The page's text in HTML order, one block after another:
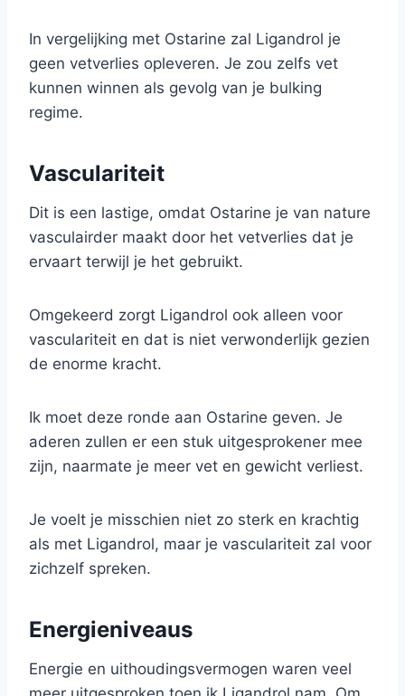
In vergelijking met Ostarine zal Ligandrol je
geen vetverlies opleveren. Je zou zelfs vet
kunnen winnen als gevolg van je bulking
regime.
Vasculariteit
Dit is een lastige, omdat Ostarine je van nature
vasculairder maakt door het vetverlies dat je
ervaart terwijl je het gebruikt.
Omgekeerd zorgt Ligandrol ook alleen voor
vasculariteit en dat is niet verwonderlijk gezien
de enorme kracht.
Ik moet deze ronde aan Ostarine geven. Je
aderen zullen er een stuk uitgesprokener mee
zijn, naarmate je meer vet en gewicht verliest.
Je voelt je misschien niet zo sterk en krachtig
als met Ligandrol, maar je vasculariteit zal voor
zichzelf spreken.
Energieniveaus
Energie en uithoudingsvermogen waren veel